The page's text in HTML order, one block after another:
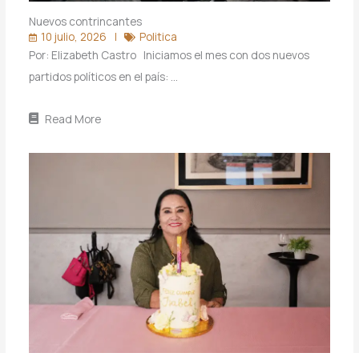
Nuevos contrincantes
10 julio, 2026
Politica
Por: Elizabeth Castro Iniciamos el mes con dos nuevos
partidos políticos en el país: …
Read More